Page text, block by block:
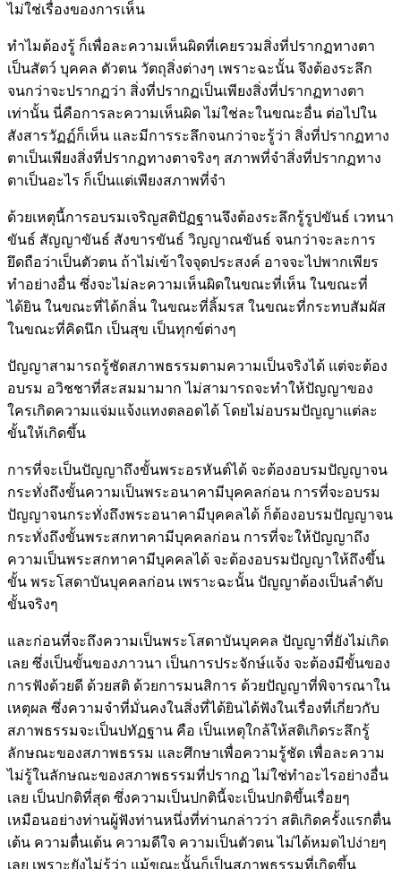
ไม่ใช่เรื่องของการเห็น
ทำไมต้องรู้ ก็เพื่อละความเห็นผิดที่เคยรวมสิ่งที่ปรากฏทางตา
เป็นสัตว์ บุคคล ตัวตน วัตถุสิ่งต่างๆ เพราะฉะนั้น จึงต้องระลึก
จนกว่าจะปรากฏว่า สิ่งที่ปรากฏเป็นเพียงสิ่งที่ปรากฏทางตา
เท่านั้น นี่คือการละความเห็นผิด ไม่ใช่ละในขณะอื่น ต่อไปใน
สังสารวัฏฏ์ก็เห็น และมีการระลึกจนกว่าจะรู้ว่า สิ่งที่ปรากฏทาง
ตาเป็นเพียงสิ่งที่ปรากฏทางตาจริงๆ สภาพที่จำสิ่งที่ปรากฏทาง
ตาเป็นอะไร ก็เป็นแต่เพียงสภาพที่จำ
ด้วยเหตุนี้การอบรมเจริญสติปัฏฐานจึงต้องระลึกรู้รูปขันธ์ เวทนา
ขันธ์ สัญญาขันธ์ สังขารขันธ์ วิญญาณขันธ์ จนกว่าจะละการ
ยึดถือว่าเป็นตัวตน ถ้าไม่เข้าใจจุดประสงค์ อาจจะไปพากเพียร
ทำอย่างอื่น ซึ่งจะไม่ละความเห็นผิดในขณะที่เห็น ในขณะที่
ได้ยิน ในขณะที่ได้กลิ่น ในขณะที่ลิ้มรส ในขณะที่กระทบสัมผัส
ในขณะที่คิดนึก เป็นสุข เป็นทุกข์ต่างๆ
ปัญญาสามารถรู้ชัดสภาพธรรมตามความเป็นจริงได้ แต่จะต้อง
อบรม อวิชชาที่สะสมมามาก ไม่สามารถจะทำให้ปัญญาของ
ใครเกิดความแจ่มแจ้งแทงตลอดได้ โดยไม่อบรมปัญญาแต่ละ
ขั้นให้เกิดขึ้น
การที่จะเป็นปัญญาถึงขั้นพระอรหันต์ได้ จะต้องอบรมปัญญาจน
กระทั่งถึงขั้นความเป็นพระอนาคามีบุคคลก่อน การที่จะอบรม
ปัญญาจนกระทั่งถึงพระอนาคามีบุคคลได้ ก็ต้องอบรมปัญญาจน
กระทั่งถึงขั้นพระสกทาคามีบุคคลก่อน การที่จะให้ปัญญาถึง
ความเป็นพระสกทาคามีบุคคลได้ จะต้องอบรมปัญญาให้ถึงขึ้น
ขั้น พระโสดาบันบุคคลก่อน เพราะฉะนั้น ปัญญาต้องเป็นลำดับ
ขั้นจริงๆ
และก่อนที่จะถึงความเป็นพระโสดาบันบุคคล ปัญญาที่ยังไม่เกิด
เลย ซึ่งเป็นขั้นของภาวนา เป็นการประจักษ์แจ้ง จะต้องมีขั้นของ
การฟังด้วยดี ด้วยสติ ด้วยการมนสิการ ด้วยปัญญาที่พิจารณาใน
เหตุผล ซึ่งความจำที่มั่นคงในสิ่งที่ได้ยินได้ฟังในเรื่องที่เกี่ยวกับ
สภาพธรรมจะเป็นปทัฏฐาน คือ เป็นเหตุใกล้ให้สติเกิดระลึกรู้
ลักษณะของสภาพธรรม และศึกษาเพื่อความรู้ชัด เพื่อละความ
ไม่รู้ในลักษณะของสภาพธรรมที่ปรากฏ ไม่ใช่ทำอะไรอย่างอื่น
เลย เป็นปกติที่สุด ซึ่งความเป็นปกตินี้จะเป็นปกติขึ้นเรื่อยๆ
เหมือนอย่างท่านผู้ฟังท่านหนึ่งที่ท่านกล่าวว่า สติเกิดครั้งแรกตื่น
เต้น ความตื่นเต้น ความดีใจ ความเป็นตัวตน ไม่ได้หมดไปง่ายๆ
เลย เพราะยังไม่รู้ว่า แม้ขณะนั้นก็เป็นสภาพธรรมที่เกิดขึ้น